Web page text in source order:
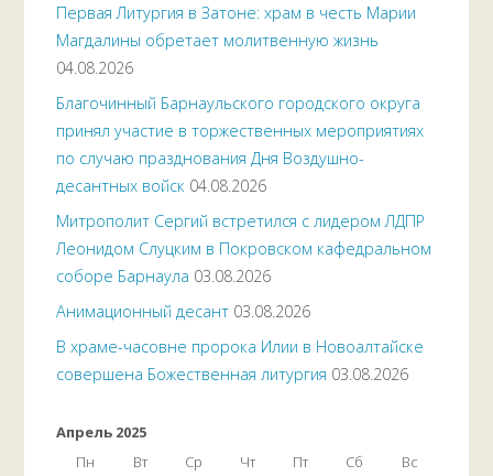
Первая Литургия в Затоне: храм в честь Марии
Магдалины обретает молитвенную жизнь
04.08.2026
Благочинный Барнаульского городского округа
принял участие в торжественных мероприятиях
по случаю празднования Дня Воздушно-
десантных войск 04.08.2026
Митрополит Сергий встретился с лидером ЛДПР
Леонидом Слуцким в Покровском кафедральном
соборе Барнаула 03.08.2026
Анимационный десант 03.08.2026
В храме-часовне пророка Илии в Новоалтайске
совершена Божественная литургия 03.08.2026
Апрель 2025
Пн
Вт Ср Чт Пт Сб
Вс